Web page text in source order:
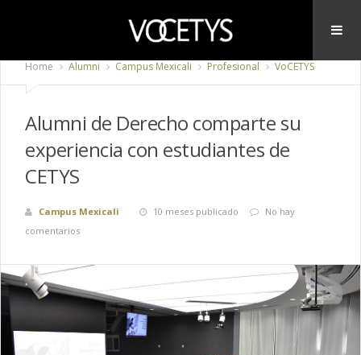
Home Alumni Campus Mexicali Profesional VoCETYS
Alumni de Derecho comparte su
experiencia con estudiantes de
CETYS
Campus Mexicali 10 meses publicado
No hay
comentarios